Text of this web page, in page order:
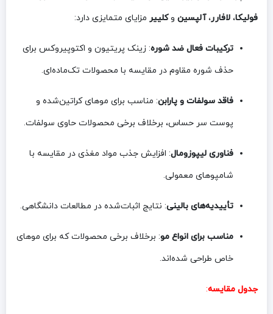
فولیکا، لافارر،آلپسین وکلییر مزایای متمایزی دارد:
ترکیبات فعال ضد شوره: زینک پریتیون و اکتوپیروکس برای
حذف شوره مقاوم در مقایسه با محصولات تک‌ماده‌ای.
فاقد سولفات و پارابن: مناسب برای موهای کراتین‌شده و
پوست سر حساس، برخلاف برخی محصولات حاوی سولفات.
فناوری لیپوزومال: افزایش جذب مواد مغذی در مقایسه با
شامپوهای معمولی.
تأییدیه‌های بالینی: نتایج اثبات‌شده در مطالعات دانشگاهی.
مناسب برای انواع مو: برخلاف برخی محصولات که برای موهای
خاص طراحی شده‌اند.
جدول مقایسه: